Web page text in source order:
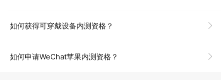
如何获得可穿戴设备内测资格？
如何申请WeChat苹果内测资格？